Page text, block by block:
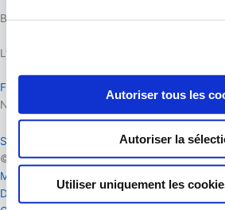
Autoriser tous les
Autoriser la
Utiliser uniquement les
Bien artistiquement
L’équipe Agapé Hub
Facebook-f Instagram
Youtube
Newsletter événements :
S'inscrire !
© Agapé Hub 2026
Mentions légales
Données personnelles